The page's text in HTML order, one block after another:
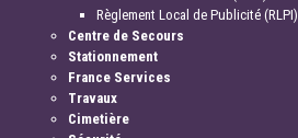
Règlement Local de Publicité (RLPI)
Centre de Secours
Stationnement
France Services
Travaux
Cimetière